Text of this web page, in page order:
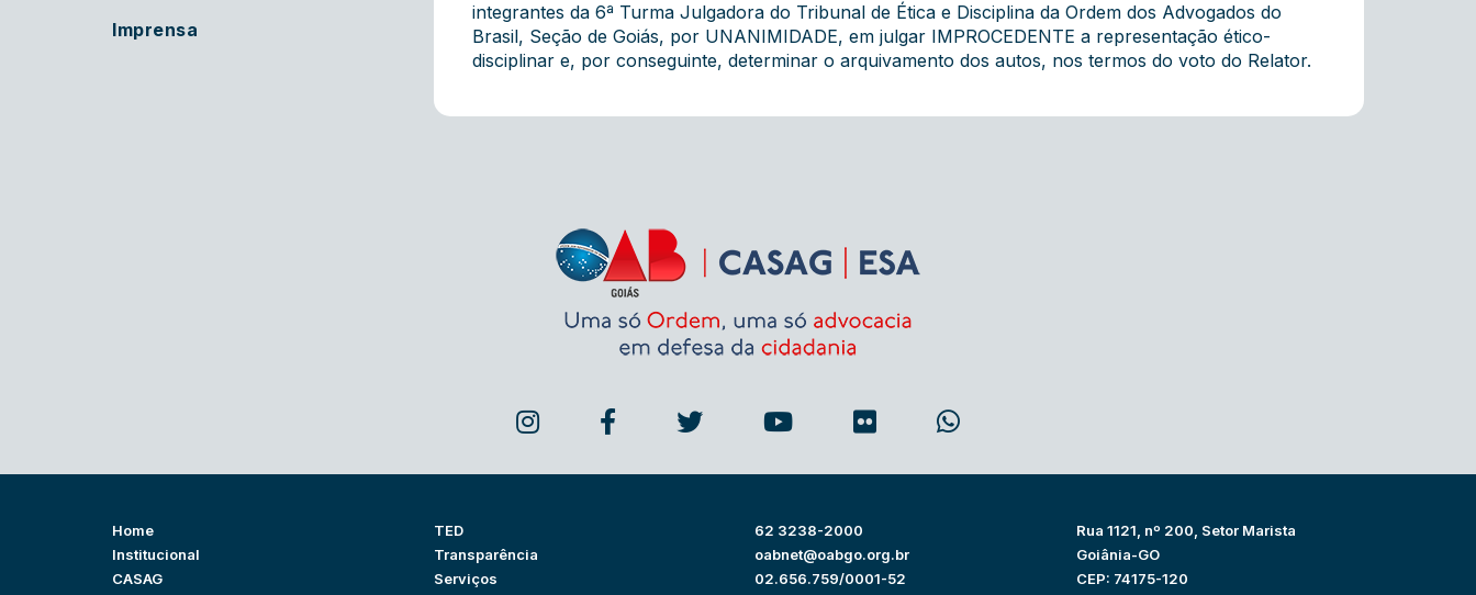
Imprensa
integrantes da 6ª Turma Julgadora do Tribunal de Ética e Disciplina da Ordem dos Advogados do
Brasil, Seção de Goiás, por UNANIMIDADE, em julgar IMPROCEDENTE a representação ético-
disciplinar e, por conseguinte, determinar o arquivamento dos autos, nos termos do voto do Relator.
Home
Institucional
CASAG
TED
Transparência
Serviços
62 3238-2000
oabnet@oabgo.org.br
02.656.759/0001-52
Rua 1121, nº 200, Setor Marista
Goiânia-GO
CEP: 74175-120